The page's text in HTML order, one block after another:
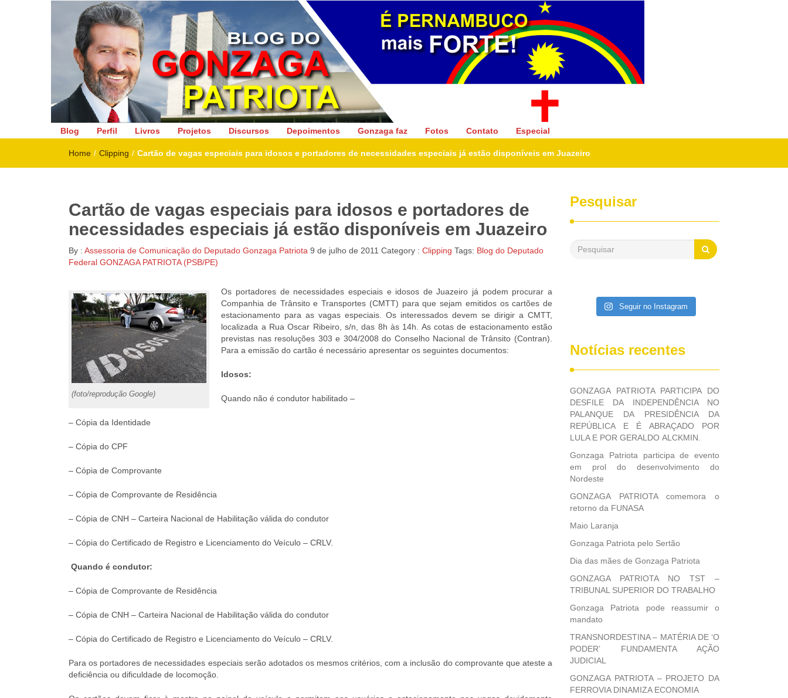
Gonzaga Patriota
Deputado Federal
Blog Perfil Livros Projetos Discursos Depoimentos Gonzaga faz Fotos Contato Especial
Home / Clipping / Cartão de vagas especiais para idosos e portadores de necessidades especiais já estão disponíveis em Juazeiro
Cartão de vagas especiais para idosos e portadores de
necessidades especiais já estão disponíveis em Juazeiro
By : Assessoria de Comunicação do Deputado Gonzaga Patriota 9 de julho de 2011 Category : Clipping Tags: Blog do Deputado
Federal GONZAGA PATRIOTA (PSB/PE)
(foto/reprodução Google)
Os portadores de necessidades especiais e idosos de Juazeiro já podem procurar a
Companhia de Trânsito e Transportes (CMTT) para que sejam emitidos os cartões de
estacionamento para as vagas especiais. Os interessados devem se dirigir a CMTT,
localizada a Rua Oscar Ribeiro, s/n, das 8h às 14h. As cotas de estacionamento estão
previstas nas resoluções 303 e 304/2008 do Conselho Nacional de Trânsito (Contran).
Para a emissão do cartão é necessário apresentar os seguintes documentos:
Idosos:
Quando não é condutor habilitado –
– Cópia da Identidade
– Cópia do CPF
– Cópia de Comprovante
– Cópia de Comprovante de Residência
– Cópia de CNH – Carteira Nacional de Habilitação válida do condutor
– Cópia do Certificado de Registro e Licenciamento do Veículo – CRLV.
Quando é condutor:
– Cópia de Comprovante de Residência
– Cópia de CNH – Carteira Nacional de Habilitação válida do condutor
– Cópia do Certificado de Registro e Licenciamento do Veículo – CRLV.
Para os portadores de necessidades especiais serão adotados os mesmos critérios, com a inclusão do comprovante que ateste a
deficiência ou dificuldade de locomoção.
Pesquisar
Seguir no Instagram
Notícias recentes
GONZAGA PATRIOTA PARTICIPA DO
DESFILE DA INDEPENDÊNCIA NO
PALANQUE DA PRESIDÊNCIA DA
REPÚBLICA E É ABRAÇADO POR
LULA E POR GERALDO ALCKMIN.
Gonzaga Patriota participa de evento
em prol do desenvolvimento do
Nordeste
GONZAGA PATRIOTA comemora o
retorno da FUNASA
Maio Laranja
Gonzaga Patriota pelo Sertão
Dia das mães de Gonzaga Patriota
GONZAGA PATRIOTA NO TST –
TRIBUNAL SUPERIOR DO TRABALHO
Gonzaga Patriota pode reassumir o
mandato
TRANSNORDESTINA – MATÉRIA DE ‘O
PODER’ FUNDAMENTA AÇÃO
JUDICIAL
GONZAGA PATRIOTA – PROJETO DA
FERROVIA DINAMIZA ECONOMIA